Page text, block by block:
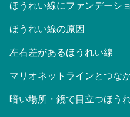
ほうれい線にファンデーシ
ほうれい線の原因
左右差があるほうれい線
マリオネットラインとつな
暗い場所・鏡で目立つほう